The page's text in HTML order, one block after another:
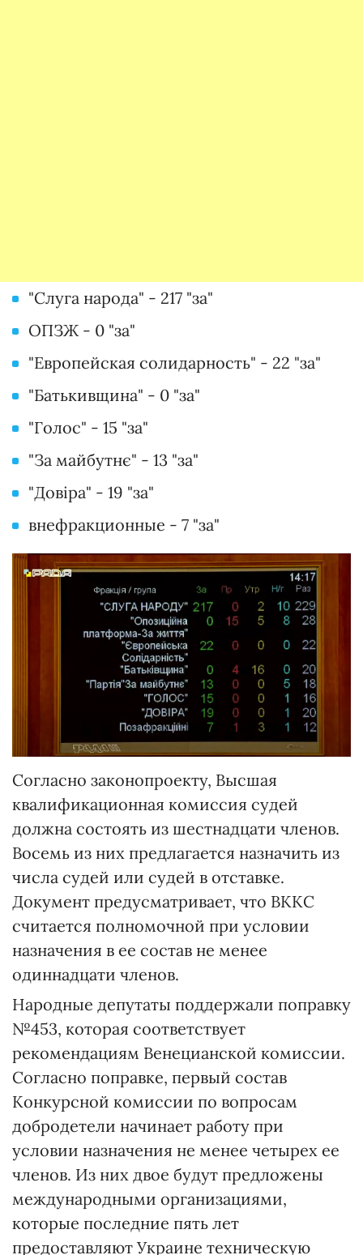
"Слуга народа" - 217 "за"
ОПЗЖ - 0 "за"
"Европейская солидарность" - 22 "за"
"Батькивщина" - 0 "за"
"Голос" - 15 "за"
"За майбутнє" - 13 "за"
"Довіра" - 19 "за"
внефракционные - 7 "за"
Согласно законопроекту, Высшая
квалификационная комиссия судей
должна состоять из шестнадцати членов.
Восемь из них предлагается назначить из
числа судей или судей в отставке.
Документ предусматривает, что ВККС
считается полномочной при условии
назначения в ее состав не менее
одиннадцати членов.
Народные депутаты поддержали поправку
№453, которая соответствует
рекомендациям Венецианской комиссии.
Согласно поправке, первый состав
Конкурсной комиссии по вопросам
добродетели начинает работу при
условии назначения не менее четырех ее
членов. Из них двое будут предложены
международными организациями,
которые последние пять лет
предоставляют Украине техническую